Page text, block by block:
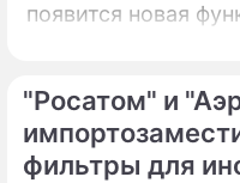
появится новая
"Росатом" и
фильтры для